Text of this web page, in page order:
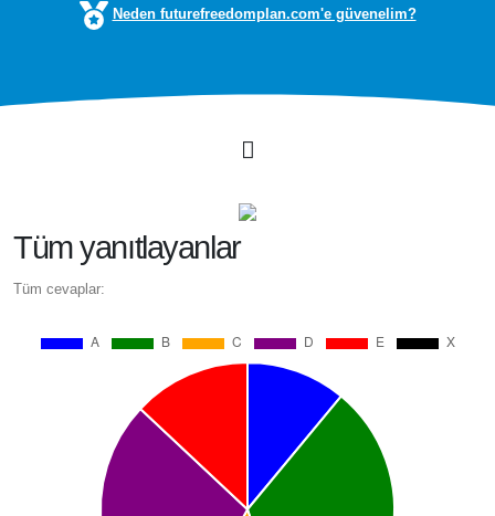
Neden futurefreedomplan.com'e güvenelim?
Tüm yanıtlayanlar
Tüm cevaplar: